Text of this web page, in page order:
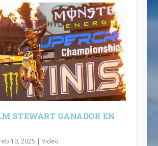
STEWART GANADOR EN
10, 2025 | Video